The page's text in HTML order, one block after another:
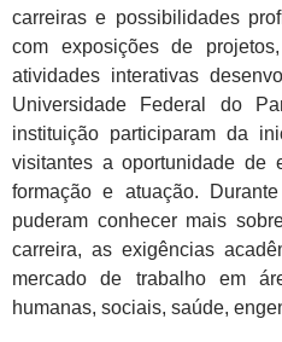
carreiras e possibilidades
com exposições de
atividades interativas
Universidade Federal do
instituição participaram da
visitantes a oportunidade de
formação e atuação.
puderam conhecer mais
carreira, as exigências
mercado de trabalho em
humanas, sociais, saúde,